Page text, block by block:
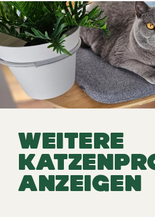
WEITERE
ANZEIGEN